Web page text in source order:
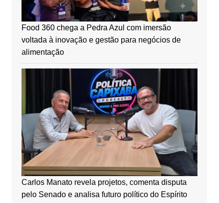
Food 360 chega a Pedra Azul com imersão
voltada à inovação e gestão para negócios de
alimentação
Carlos Manato revela projetos, comenta disputa
pelo Senado e analisa futuro político do Espírito